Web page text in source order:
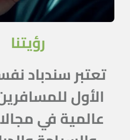
رؤيتنا
تعتبر سندباد
الأول
عالمية في